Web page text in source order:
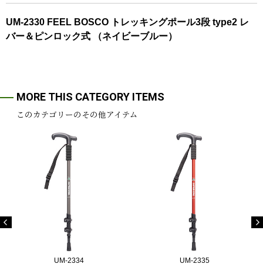
UM-2330 FEEL BOSCO トレッキングポール3段 type2 レ
バー＆ピンロック式 （ネイビーブルー）
MORE THIS CATEGORY ITEMS
このカテゴリーのその他アイテム
UM-2334 UM-2335